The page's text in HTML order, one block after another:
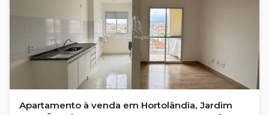
Apartamento à venda em Hortolândia, Jardim